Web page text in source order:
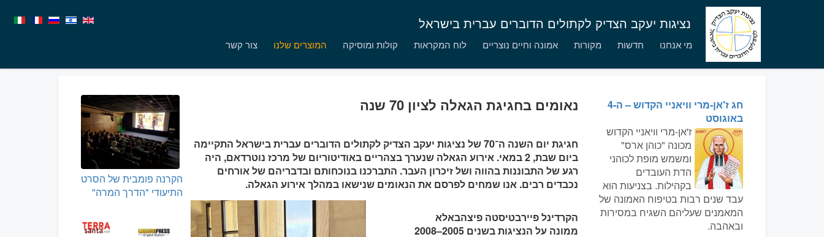
נציגות יעקב הצדיק לקתולים הדוברים עברית בישראל
מי אנחנו חדשות מקורות אמונה וחיים נוצריים לוח המקראות קולות ומוסיקה המוצרים שלנו צור קשר
חג ז'אן-מרי וויאניי הקדוש – ה-4
באוגוסט
ז'אן-מרי וויאניי הקדוש
מכונה "כוהן ארס"
ומשמש מופת לכוהני
הדת העובדים
בקהילות. בצניעות הוא
עבד שנים רבות בטיפוח האמונה של
המאמנים שעליהם השגיח במסירות
ובאהבה.
נאומים בחגיגת הגאלה לציון 70 שנה
חגיגת יום השנה ה־70 של נציגות יעקב הצדיק לקתולים הדוברים עברית בישראל התקיימה
ביום שבת, 2 במאי. אירוע הגאלה שנערך בצהריים באודיטוריום של מרכז נוטרדאם, היה
רגע של התבוננות בהווה ושל זיכרון העבר. התברכנו בנוכחותם ובדבריהם של אורחים
נכבדים רבים. אנו שמחים לפרסם את הנאומים שנישאו במהלך אירוע הגאלה.
הקרדינל פיירבטיסטה פיצהבאלא
ממונה על הנציגות בשנים 2005–2008
הקרנה פומבית של הסרט
התיעודי "הדרך המרה"